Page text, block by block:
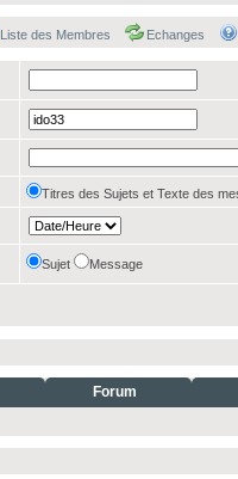
Liste des Membres Echanges
Titres des Sujets et Texte des
Sujet Message
Forum